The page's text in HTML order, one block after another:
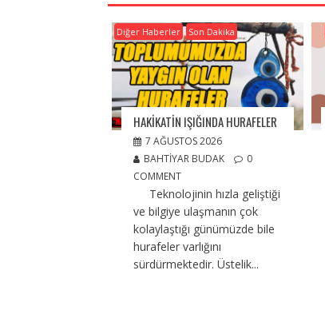
Diğer Haberler Son Dakika
HAKİKATİN IŞIĞINDA HURAFELER
7 AĞUSTOS 2026
BAHTIYAR BUDAK
0
COMMENT
Teknolojinin hızla geliştiği
ve bilgiye ulaşmanın çok
kolaylaştığı günümüzde bile
hurafeler varlığını
sürdürmektedir. Üstelik...